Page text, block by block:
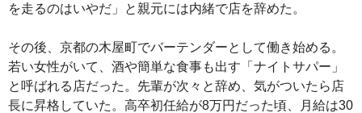
を走るのはいやだ」と親元には内緒で店を辞めた。
その後、京都の木屋町でバーテンダーとして働き始める。
若い女性がいて、酒や簡単な食事も出す「ナイトサパー」
と呼ばれる店だった。先輩が次々と辞め、気がついたら店
長に昇格していた。高卒初任給が8万円だった頃、月給は30